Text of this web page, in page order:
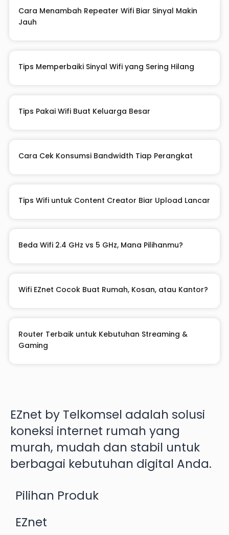
Cara Menambah Repeater Wifi Biar Sinyal Makin
Jauh
Tips Memperbaiki Sinyal Wifi yang Sering Hilang
Tips Pakai Wifi Buat Keluarga Besar
Cara Cek Konsumsi Bandwidth Tiap Perangkat
Tips Wifi untuk Content Creator Biar Upload Lancar
Beda Wifi 2.4 GHz vs 5 GHz, Mana Pilihanmu?
Wifi EZnet Cocok Buat Rumah, Kosan, atau Kantor?
Router Terbaik untuk Kebutuhan Streaming &
Gaming
EZnet by Telkomsel adalah solusi
koneksi internet rumah yang
murah, mudah dan stabil untuk
berbagai kebutuhan digital Anda.
Pilihan Produk
EZnet